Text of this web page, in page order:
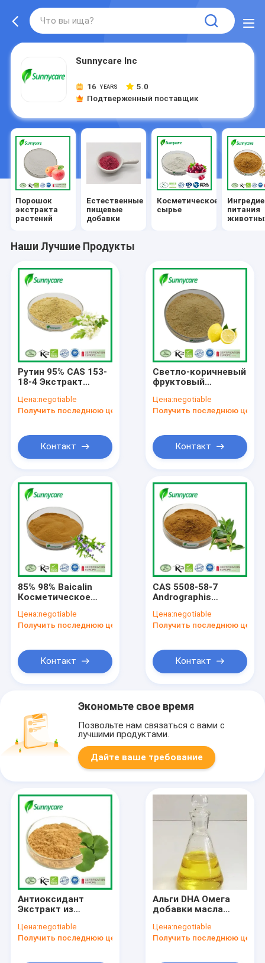
Sunnycare Inc
16 YEARS
5.0
Подтверженный поставщик
Порошок
экстракта
растений
Естественные
пищевые
добавки
Косметическое
сырье
питания
Наши Лучшие Продукты
Рутин 95% CAS 153-
18-4 Экстракт
Japonica NF11 Рутин
в порошке
Цена:negotiable
Получить последнюю цену
Контакт
Светло-коричневый
фруктовый
порошке
Цитрусовые
биофлавоноиды
Цена:negotiable
Получить последнюю цену
Контакт
85% 98% Baicalin
Косметическое
Экстракт корня
Scutellaria
Цена:negotiable
Получить последнюю цену
Контакт
CAS 5508-58-7
Andrographis
5% - 98%
Андрографолиды
Цена:negotiable
Получить последнюю цену
Контакт
Экономьте свое время
Позвольте нам связаться с вами с
лучшими продуктами.
Дайте ваше требование
Антиоксидант
Экстракт из
билибо
Флавоновые
Цена:negotiable
Получить последнюю цену
Альги DHA Омега
добавки масла
пища ЕС
сертифицирована
Цена:negotiable
Получить последнюю цену